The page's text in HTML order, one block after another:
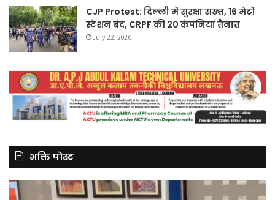
CJP Protest: दिल्ली में सुरक्षा सख्त, 16 मेट्रो
स्टेशन बंद, CRPF की 20 कंपनियां तैनात
July 22, 2026
भक्ति पोस्ट